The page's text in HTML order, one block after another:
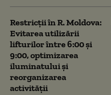
Restricții în R. Moldova:
Evitarea utilizării
lifturilor între 6:00 şi
9:00, optimizarea
iluminatului şi
reorganizarea
activităţii